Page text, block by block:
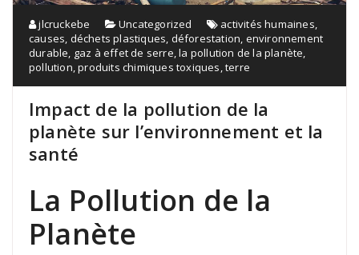
jlcruckebe Uncategorized activités humaines,
causes, déchets plastiques, déforestation, environnement
durable, gaz à effet de serre,la pollution de la planète,
pollution,produits chimiques toxiques,terre
Impact de la pollution de la
planète sur l’environnement et la
santé
La Pollution de la
Planète